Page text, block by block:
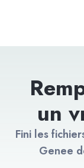
un
Fini les
Genee